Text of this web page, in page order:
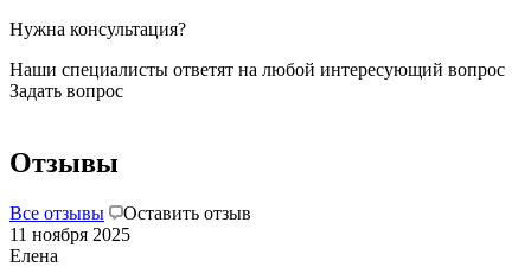
Нужна консультация?
Наши специалисты ответят на любой интересующий вопрос
Задать вопрос
Отзывы
Все отзывы
Оставить отзыв
11 ноября 2025
Елена